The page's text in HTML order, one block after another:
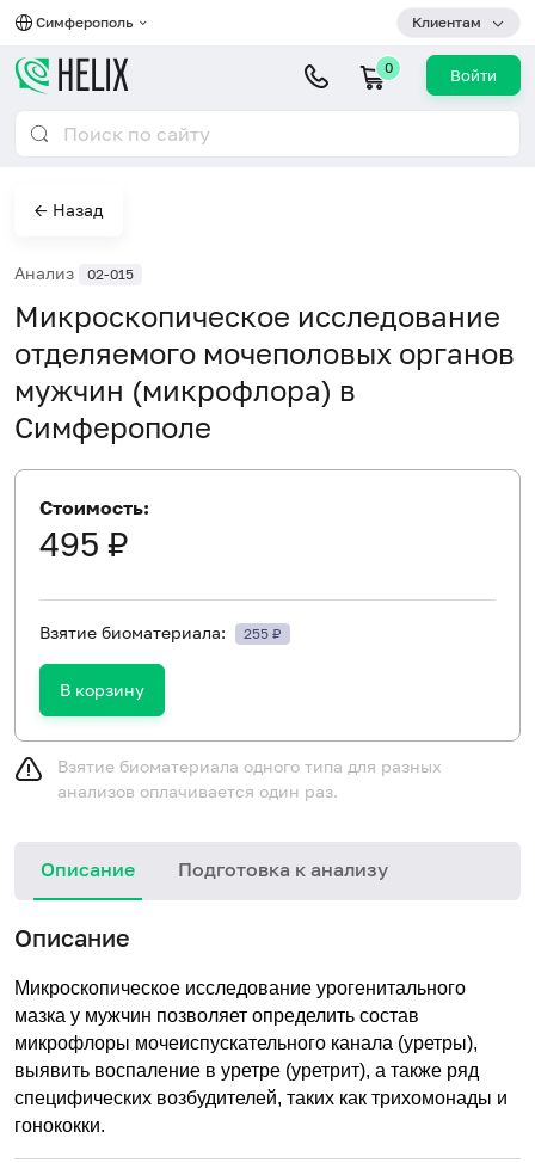
Симферополь Клиентам
0 Войти
← Назад
Анализ 02-015
Микроскопическое исследование
отделяемого мочеполовых органов
мужчин (микрофлора) в
Симферополе
Стоимость:
495 ₽
Взятие биоматериала: 255 ₽
В корзину
Взятие биоматериала одного типа для разных
анализов оплачивается один раз.
Описание Подготовка к анализу
Описание
Микроскопическое исследование урогенитального
мазка у мужчин позволяет определить состав
микрофлоры мочеиспускательного канала (уретры),
выявить воспаление в уретре (уретрит), а также ряд
специфических возбудителей, таких как трихомонады и
гонококки.